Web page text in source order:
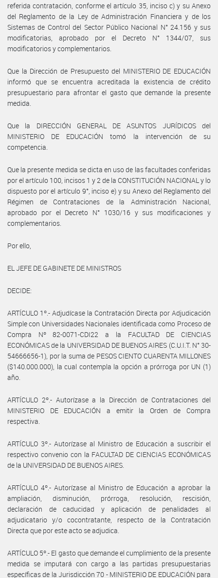
referida contratación, conforme el artículo 35, inciso c) y su Anexo
del Reglamento de la Ley de Administración Financiera y de los
Sistemas de Control del Sector Público Nacional N° 24.156 y sus
modificatorias, aprobado por el Decreto N° 1344/07, sus
modificatorios y complementarios.
Que la Dirección de Presupuesto del MINISTERIO DE EDUCACIÓN
informó que se encuentra acreditada la existencia de crédito
presupuestario para afrontar el gasto que demande la presente
medida.
Que la DIRECCIÓN GENERAL DE ASUNTOS JURÍDICOS del
MINISTERIO DE EDUCACIÓN tomó la intervención de su
competencia.
Que la presente medida se dicta en uso de las facultades conferidas
por el artículo 100, incisos 1 y 2 de la CONSTITUCIÓN NACIONAL y lo
dispuesto por el artículo 9°, inciso e) y su Anexo del Reglamento del
Régimen de Contrataciones de la Administración Nacional,
aprobado por el Decreto N° 1030/16 y sus modificaciones y
complementarios.
Por ello,
EL JEFE DE GABINETE DE MINISTROS
DECIDE:
ARTÍCULO 1º.- Adjudícase la Contratación Directa por Adjudicación
Simple con Universidades Nacionales identificada como Proceso de
Compra Nº 82-0071-CDI22 a la FACULTAD DE CIENCIAS
ECONÓMICAS de la UNIVERSIDAD DE BUENOS AIRES (C.U.I.T. N° 30-
54666656-1), por la suma de PESOS CIENTO CUARENTA MILLONES
($140.000.000), la cual contempla la opción a prórroga por UN (1)
año.
ARTÍCULO 2º.- Autorízase a la Dirección de Contrataciones del
MINISTERIO DE EDUCACIÓN a emitir la Orden de Compra
respectiva.
ARTÍCULO 3º.- Autorízase al Ministro de Educación a suscribir el
respectivo convenio con la FACULTAD DE CIENCIAS ECONÓMICAS
de la UNIVERSIDAD DE BUENOS AIRES.
ARTÍCULO 4º.- Autorízase al Ministro de Educación a aprobar la
ampliación, disminución, prórroga, resolución, rescisión,
declaración de caducidad y aplicación de penalidades al
adjudicatario y/o cocontratante, respecto de la Contratación
Directa que por este acto se adjudica.
ARTÍCULO 5º.- El gasto que demande el cumplimiento de la presente
medida se imputará con cargo a las partidas presupuestarias
específicas de la Jurisdicción 70 - MINISTERIO DE EDUCACIÓN para